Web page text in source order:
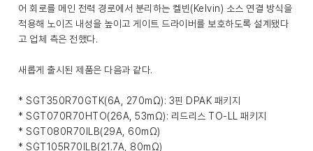
어 회로를 메인 전력 경로에서 분리하는 켈빈(Kelvin) 소스 연결 방식을
적용해 노이즈 내성을 높이고 게이트 드라이버를 보호하도록 설계됐다
고 업체 측은 전했다.
새롭게 출시된 제품은 다음과 같다.
* SGT350R70GTK(6A, 270mΩ): 3핀 DPAK 패키지
* SGT070R70HTO(26A, 53mΩ): 리드리스 TO-LL 패키지
* SGT080R70ILB(29A, 60mΩ)
* SGT105R70ILB(21.7A, 80mΩ)